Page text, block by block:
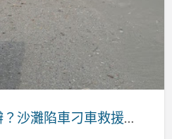
汽車卡在沙灘怎麼辦？沙灘陷車刁車救援全攻略｜24H 沙灘拖吊即時到場